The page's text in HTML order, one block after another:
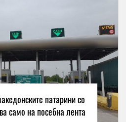
патарини со
само на посебна лента